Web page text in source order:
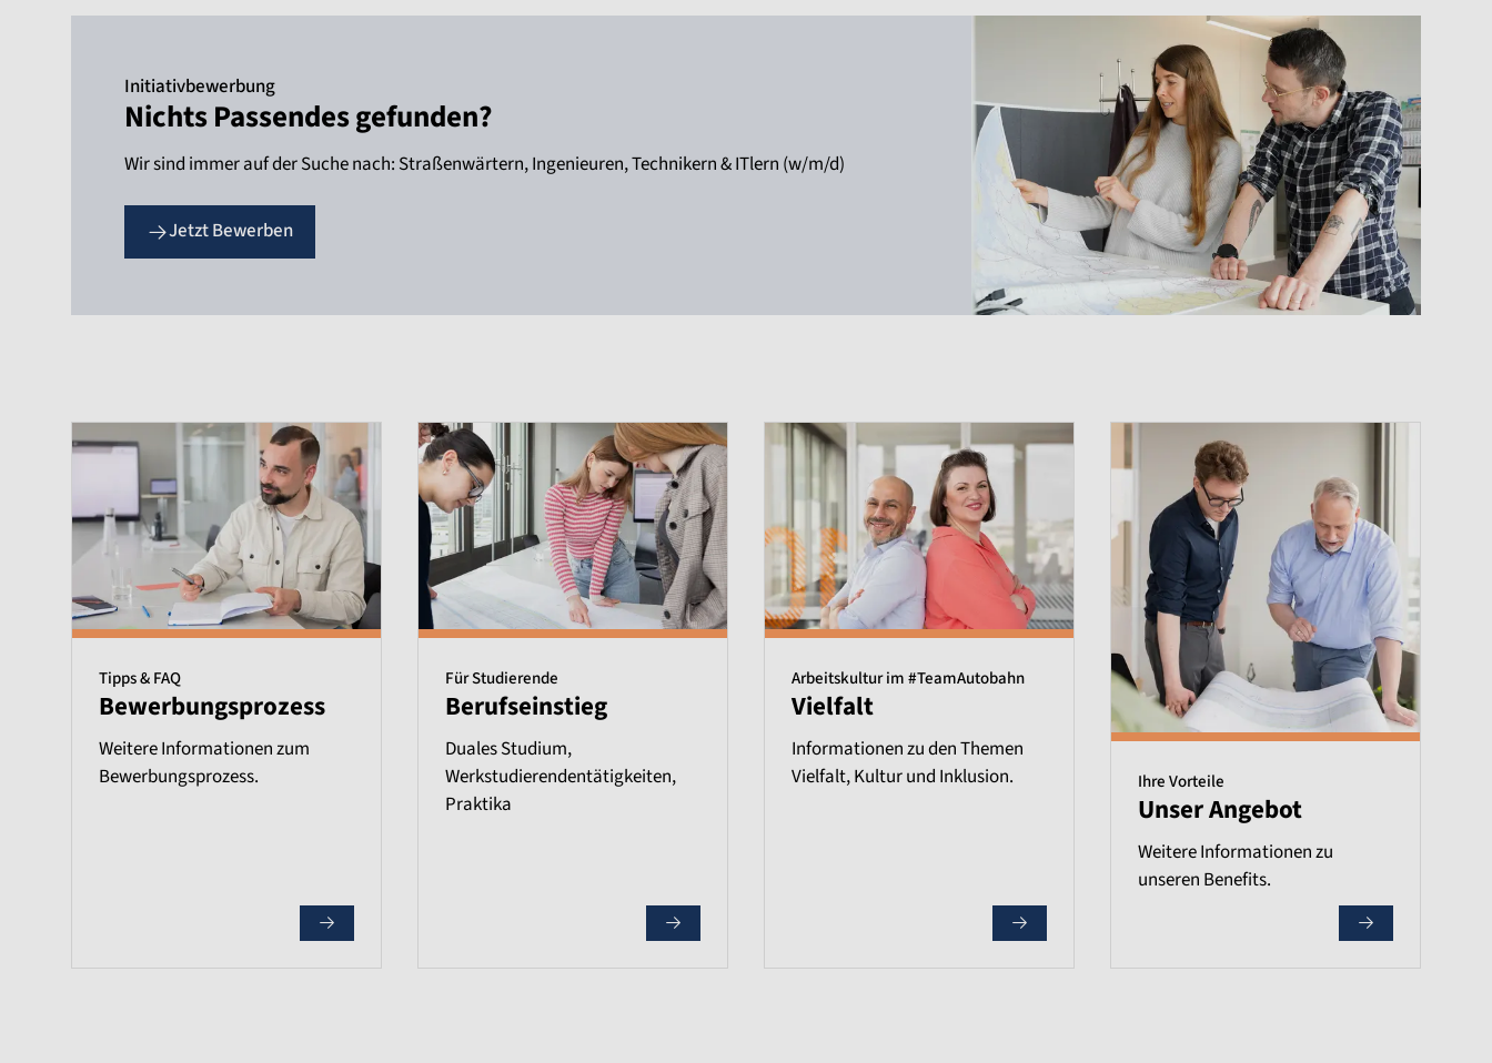
Initiativbewerbung
Nichts Passendes gefunden?
Wir sind immer auf der Suche nach: Straßenwärtern, Ingenieuren, Technikern & ITlern (w/m/d)
Jetzt Bewerben
Tipps & FAQ
Bewerbungsprozess
Weitere Informationen zum
Bewerbungsprozess.
Für Studierende
Berufseinstieg
Duales Studium,
Werkstudierendentätigkeiten,
Praktika
Arbeitskultur im #TeamAutobahn
Vielfalt
Informationen zu den Themen
Vielfalt, Kultur und Inklusion.
Ihre Vorteile
Unser Angebot
Weitere Informationen zu
unseren Benefits.